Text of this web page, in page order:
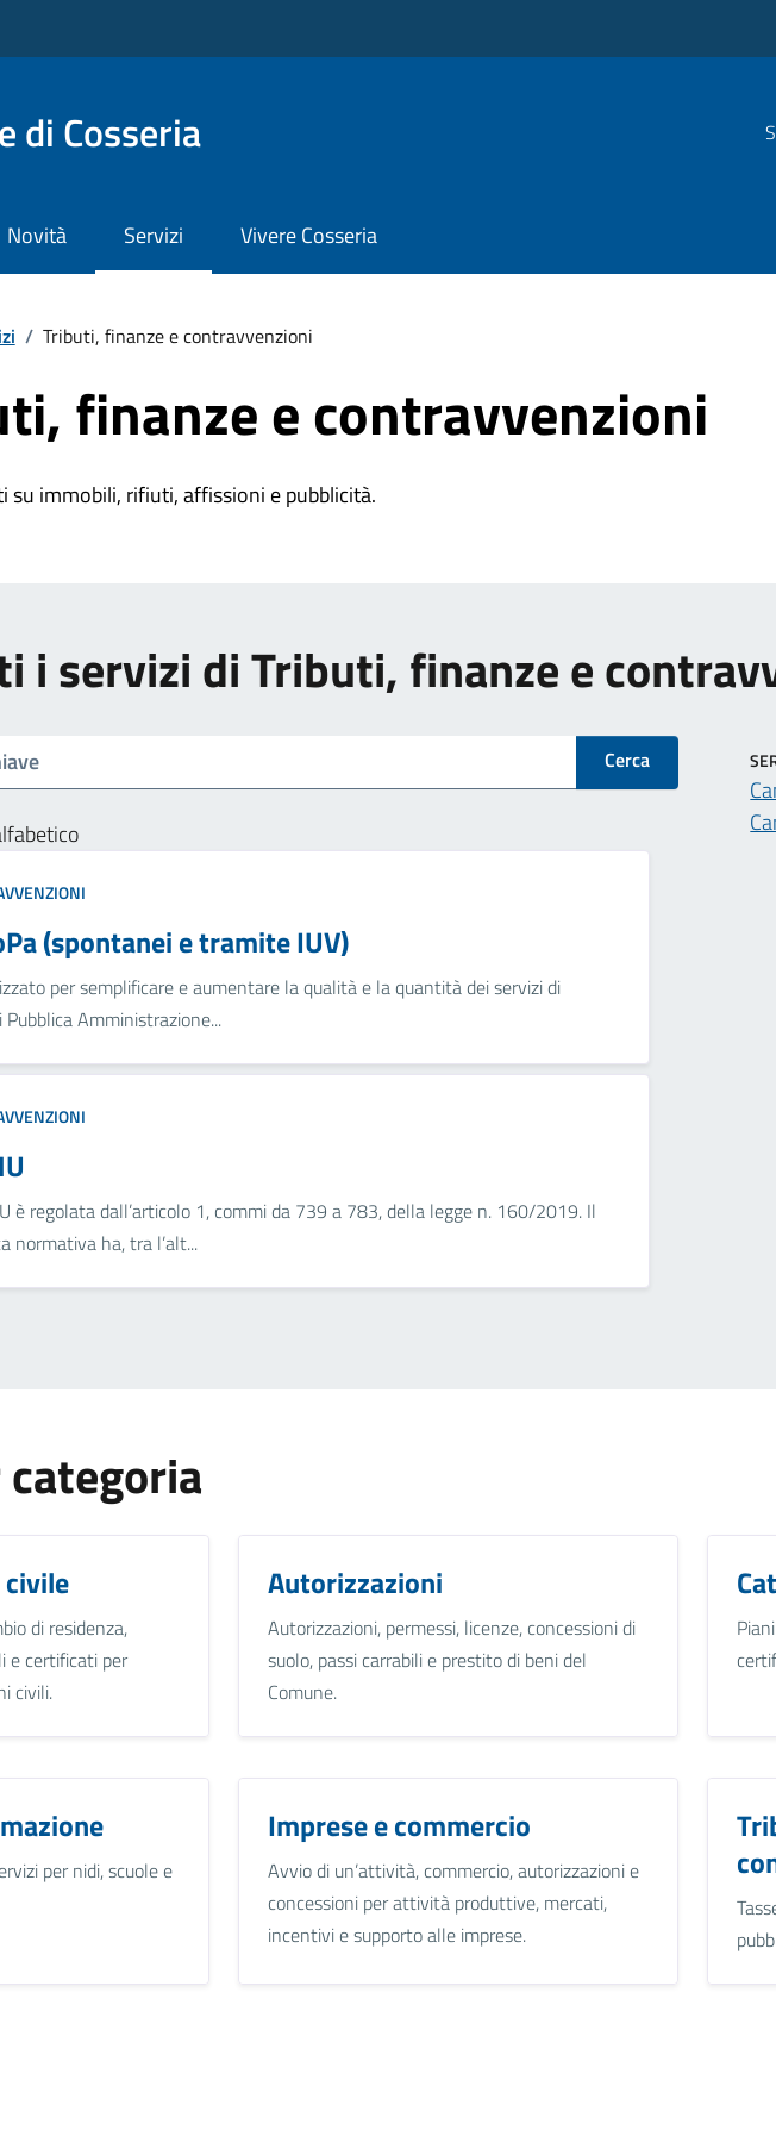
di Cosseria
Novità Servizi Vivere Cosseria
/ Tributi, finanze e contravvenzioni
finanze e contravvenzioni
su immobili, rifiuti, affissioni e pubblicità.
i servizi di Tributi, finanze e
Cerca
(spontanei e tramite IUV)
per semplificare e aumentare la qualità e la quantità dei servizi di
Amministrazione...
è regolata dall’articolo 1, commi da 739 a 783, della legge n. 160/2019. Il
normativa ha, tra l’alt...
di residenza,
e certificati per
civili.
Autorizzazioni
Autorizzazioni, permessi, licenze, concessioni di
suolo, passi carrabili e prestito di beni del
Comune.
per nidi, scuole e
Imprese e commercio
Avvio di un’attività, commercio, autorizzazioni e
concessioni per attività produttive, mercati,
incentivi e supporto alle imprese.